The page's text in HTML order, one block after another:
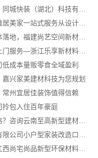
佛山顺德全包家装设计，雅居美家一站式服务从设计到落地
新房家庭装修上门量房整体落地，福建尚艺空间新材料科技
性价比房子整装空间布局上门服务—浙江乐享新材料有限公司
成本量贩零食全域盈利
兴家美建材科技为您规划
州宜居佳装饰值得信赖
拎包入住百年豪庭
昆明全包装修设计全包价格？咨询云南至高新型建材有限公司
江西全屋定制简欧公司，江西尚宅尚品新型环保材料有限公司专业服务